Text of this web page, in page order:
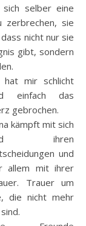
sich selber eine
zerbrechen, sie
nicht nur sie
gibt, sondern
hat mir schlicht
einfach das
gebrochen.
kämpft mit sich
ihren
und
allem mit ihrer
Trauer um
die nicht mehr